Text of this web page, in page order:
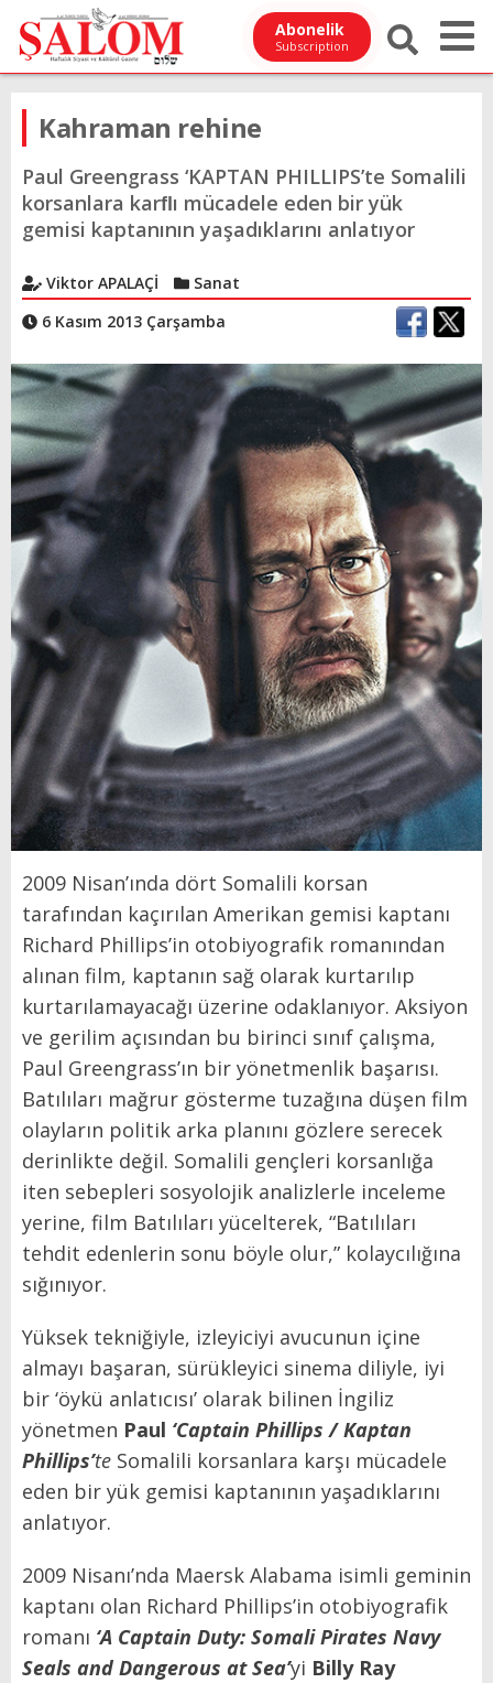
Abonelik
Subscription
Kahraman rehine
Paul Greengrass ‘KAPTAN PHILLIPS’te Somalili
korsanlara karﬂı mücadele eden bir yük
gemisi kaptanının yaşadıklarını anlatıyor
Viktor APALAÇİ
Sanat
6 Kasım 2013 Çarşamba
2009 Nisan’ında dört Somalili korsan
tarafından kaçırılan Amerikan gemisi kaptanı
Richard Phillips’in otobiyografik romanından
alınan film, kaptanın sağ olarak kurtarılıp
kurtarılamayacağı üzerine odaklanıyor. Aksiyon
ve gerilim açısından bu birinci sınıf çalışma,
Paul Greengrass’ın bir yönetmenlik başarısı.
Batılıları mağrur gösterme tuzağına düşen film
olayların politik arka planını gözlere serecek
derinlikte değil. Somalili gençleri korsanlığa
iten sebepleri sosyolojik analizlerle inceleme
yerine, film Batılıları yücelterek, “Batılıları
tehdit edenlerin sonu böyle olur,” kolaycılığına
sığınıyor.
Yüksek tekniğiyle, izleyiciyi avucunun içine
almayı başaran, sürükleyici sinema diliyle, iyi
bir ‘öykü anlatıcısı’ olarak bilinen İngiliz
yönetmen Paul ‘Captain Phillips / Kaptan
Phillips’te Somalili korsanlara karşı mücadele
eden bir yük gemisi kaptanının yaşadıklarını
anlatıyor.
2009 Nisanı’nda Maersk Alabama isimli geminin
kaptanı olan Richard Phillips’in otobiyografik
romanı ‘A Captain Duty: Somali Pirates Navy
Seals and Dangerous at Sea’yi Billy Ray